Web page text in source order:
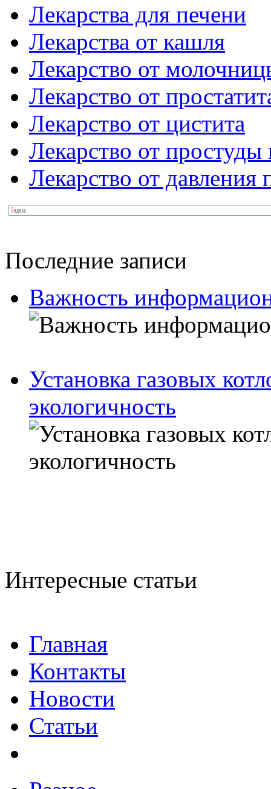
Лекарства для печени
Лекарства от кашля
Лекарство от
Лекарство от
Лекарство от цистита
Лекарство от простуды
Лекарство от
Последние записи
Важность
Установка газовых
экологичность
Интересные статьи
Главная
Контакты
Новости
Статьи